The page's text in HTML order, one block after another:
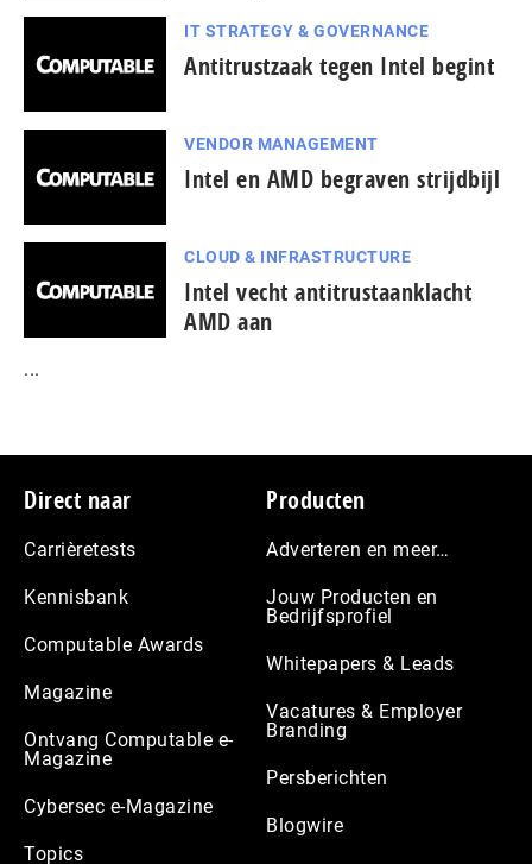
IT STRATEGY & GOVERNANCE
Antitrustzaak tegen Intel begint
VENDOR MANAGEMENT
Intel en AMD begraven strijdbijl
CLOUD & INFRASTRUCTURE
Intel vecht antitrustaanklacht
AMD aan
...
Footer
Direct naar
Carrièretests
Kennisbank
Computable Awards
Magazine
Ontvang Computable e-
Magazine
Cybersec e-Magazine
Topics
Producten
Adverteren en meer…
Jouw Producten en
Bedrijfsprofiel
Whitepapers & Leads
Vacatures & Employer
Branding
Persberichten
Blogwire